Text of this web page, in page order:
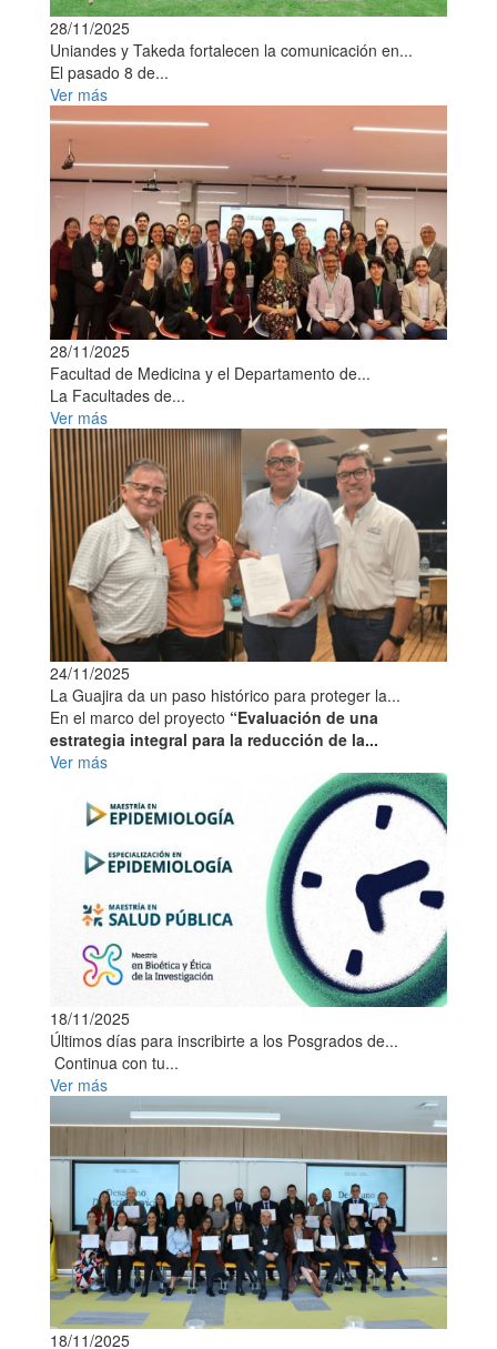
28/11/2025
Uniandes y Takeda fortalecen la comunicación en...
El pasado 8 de...
Ver más
28/11/2025
Facultad de Medicina y el Departamento de...
La Facultades de...
Ver más
24/11/2025
La Guajira da un paso histórico para proteger la...
En el marco del proyecto “Evaluación de una
estrategia integral para la reducción de la...
Ver más
18/11/2025
Últimos días para inscribirte a los Posgrados de...
Continua con tu...
Ver más
18/11/2025